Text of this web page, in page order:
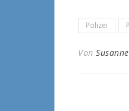
Polizei
Von Susanne